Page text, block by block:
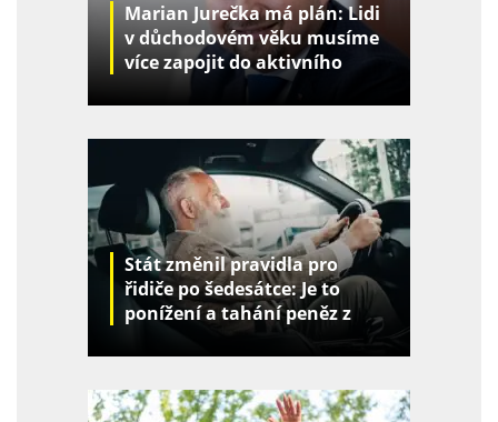
Marian Jurečka má plán: Lidi
v důchodovém věku musíme
více zapojit do aktivního
Stát změnil pravidla pro
řidiče po šedesátce: Je to
ponížení a tahání peněz z